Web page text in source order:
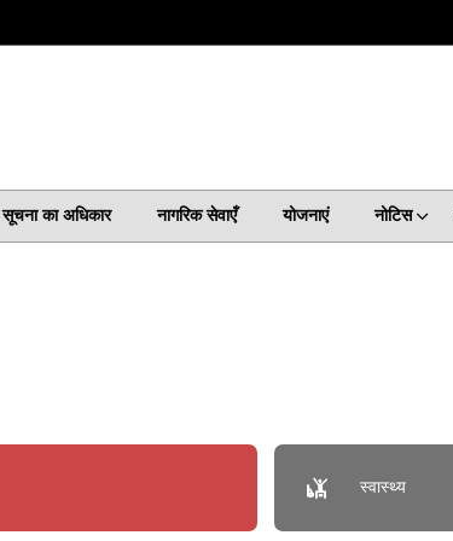
सूचना का अधिकार नागरिक सेवाएँ योजनाएं नोटिस
स्वास्थ्य